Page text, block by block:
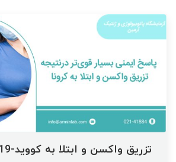
تزریق واکسن و ابتلا به کووید-19